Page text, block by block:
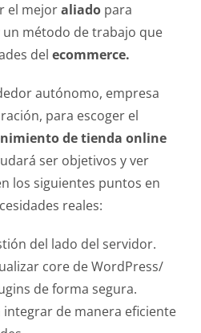
el mejoraliadopara
un método de trabajo que
del ecommerce.
autónomo, empresa
para escoger el
de tienda online
ser objetivos y ver
los siguientes puntos en
reales:
del lado del servidor.
core de WordPress/
de forma segura.
de manera eficiente